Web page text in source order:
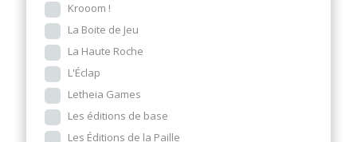
Krooom !
La Boite de Jeu
La Haute Roche
L'Éclap
Letheia Games
Les éditions de base
Les Éditions de la Paille